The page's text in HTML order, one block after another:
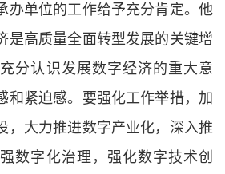
单位的工作给予充分肯定。他
是高质量全面转型发展的关键增
分认识发展数字经济的重大意
和紧迫感。要强化工作举措，加
，大力推进数字产业化，深入推
数字化治理，强化数字技术创